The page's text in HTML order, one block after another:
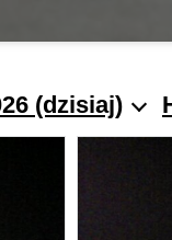
(dzisiaj)